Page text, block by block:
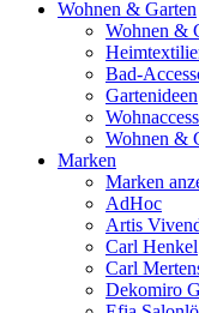
Wohnen & Garten
Wohnen &
Bad-
Gartenideen
Wohnen &
Marken
Marken
AdHoc
Artis
Carl Henkel
Carl
Dekomiro